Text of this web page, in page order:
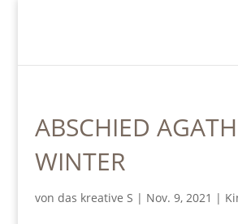
ABSCHIED
WINTER
von das kreative S | Nov. 9, 2021 |